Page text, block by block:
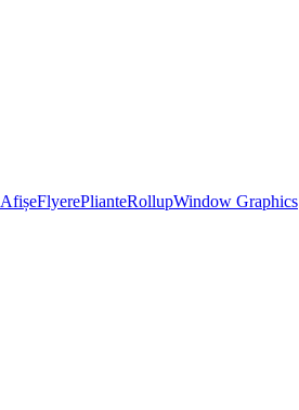
AfișeFlyerePlianteRollupWindow Graphics